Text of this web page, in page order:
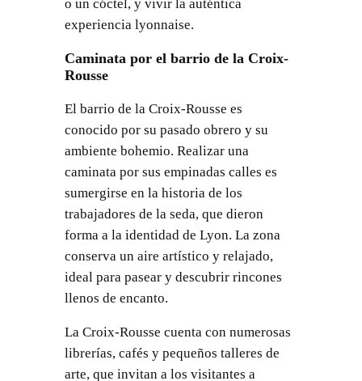
o un cóctel, y vivir la auténtica
experiencia lyonnaise.
Caminata por el barrio de la Croix-
Rousse
El barrio de la Croix-Rousse es
conocido por su pasado obrero y su
ambiente bohemio. Realizar una
caminata por sus empinadas calles es
sumergirse en la historia de los
trabajadores de la seda, que dieron
forma a la identidad de Lyon. La zona
conserva un aire artístico y relajado,
ideal para pasear y descubrir rincones
llenos de encanto.
La Croix-Rousse cuenta con numerosas
librerías, cafés y pequeños talleres de
arte, que invitan a los visitantes a